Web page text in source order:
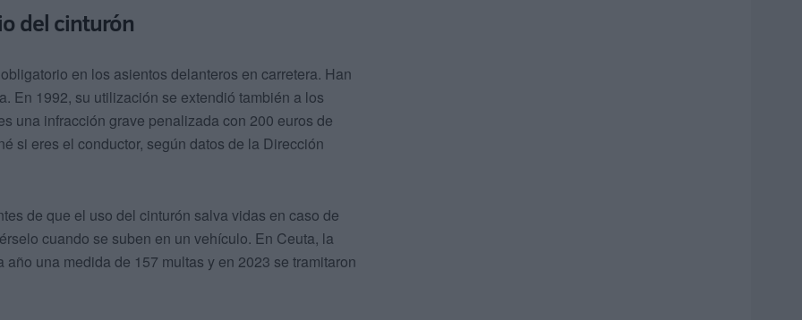
del cinturón
en los asientos delanteros en carretera. Han
En 1992, su utilización se extendió también a los
una infracción grave penalizada con 200 euros de
si eres el conductor, según datos de la Dirección
de que el uso del cinturón salva vidas en caso de
cuando se suben en un vehículo. En Ceuta, la
una medida de 157 multas y en 2023 se tramitaron